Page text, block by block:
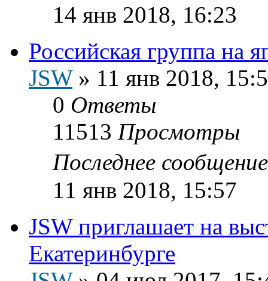
14 янв 2018, 16:23
Российская группа на
JSW» 11 янв 2018,
0 Ответы
11513 Просмотры
Последнее
11 янв 2018, 15:57
JSW приглашает на
Екатеринбурге